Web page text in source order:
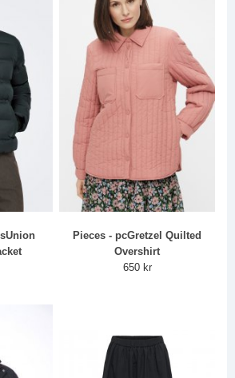
Pieces - pcGretzel Quilted
Overshirt
650 kr